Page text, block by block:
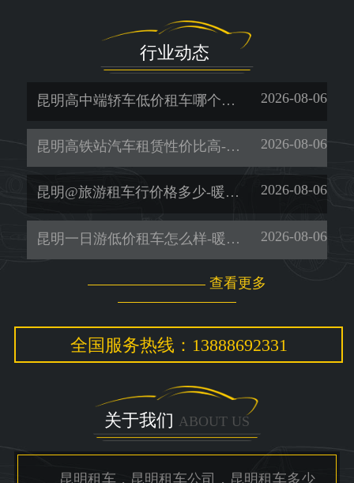
行业动态
昆明高中端轿车低价租车哪个好-暖旭-「一天多少钱」 2026-08-06
昆明高铁站汽车租赁性价比高-暖旭-「昆明包车服务价格」 2026-08-06
昆明@旅游租车行价格多少-暖旭-「商务车租赁」 2026-08-06
昆明一日游低价租车怎么样-暖旭-「租考斯特」 2026-08-06
查看更多
全国服务热线：13888692331
关于我们 ABOUT US
昆明租车，昆明租车公司，昆明租车多少